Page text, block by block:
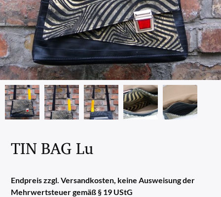
TIN BAG Lu
Endpreis zzgl. Versandkosten, keine Ausweisung der
Mehrwertsteuer gemäß § 19 UStG